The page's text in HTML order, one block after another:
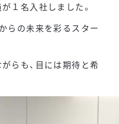
１名入社しました。
らの未来を彩るスター
らも、目には期待と希